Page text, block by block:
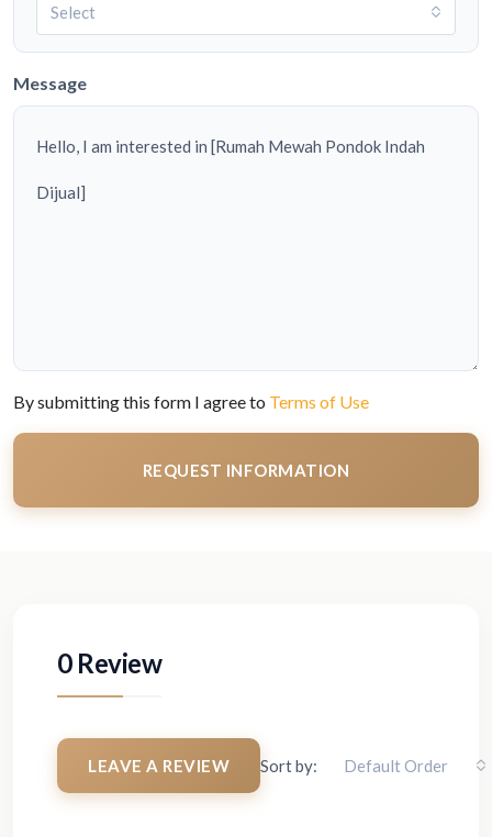
Select
Message
By submitting this form I agree to Terms of Use
REQUEST INFORMATION
0 Review
Sort by: Default Order
LEAVE A REVIEW